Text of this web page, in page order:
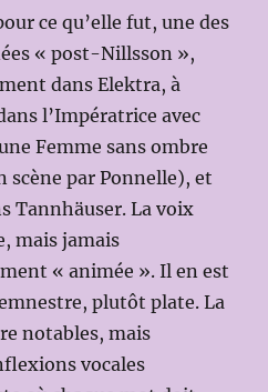
ce qu’elle fut, une des
« post-Nillsson »,
dans Elektra, à
l’Impératrice avec
Femme sans ombre
scène par Ponnelle), et
Tannhäuser. La voix
mais jamais
« animée ». Il en est
plutôt plate. La
notables, mais
vocales